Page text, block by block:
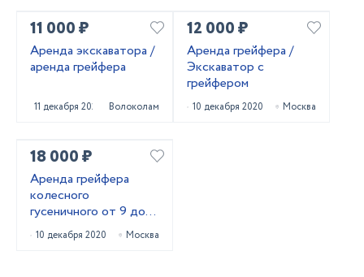
11 000 ₽
Аренда экскаватора /
аренда грейфера
11 декабря 2020 Волоколамск
12 000 ₽
Аренда грейфера /
Экскаватор с
грейфером
10 декабря 2020 Москва
18 000 ₽
Аренда грейфера
колесного
гусеничного от 9 до
27м
10 декабря 2020 Москва